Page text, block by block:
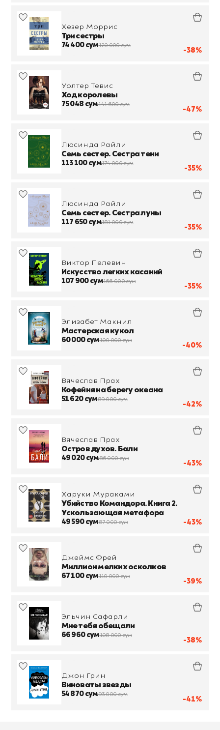
-38%
Хезер Моррис
Три сестры
74 400 сум120 000 сум
-47%
Уолтер Тевис
Ход королевы
75 048 сум141 600 сум
-35%
Люсинда Райли
Семь сестер. Сестра тени
113 100 сум174 000 сум
-35%
Люсинда Райли
Семь сестер. Сестра луны
117 650 сум181 000 сум
-35%
Виктор Пелевин
Искусство легких касаний
107 900 сум166 000 сум
-40%
Элизабет Макнил
Мастерская кукол
60 000 сум100 000 сум
-42%
Вячеслав Прах
Кофейня на берегу океана
51 620 сум89 000 сум
-43%
Вячеслав Прах
Остров духов. Бали
49 020 сум86 000 сум
-43%
Харуки Мураками
Убийство Командора. Книга 2.
Ускользающая метафора
49 590 сум87 000 сум
-39%
Джеймс Фрей
Миллион мелких осколков
67 100 сум110 000 сум
-38%
Эльчин Сафарли
Мне тебя обещали
66 960 сум108 000 сум
-41%
Джон Грин
Виноваты звезды
54 870 сум93 000 сум